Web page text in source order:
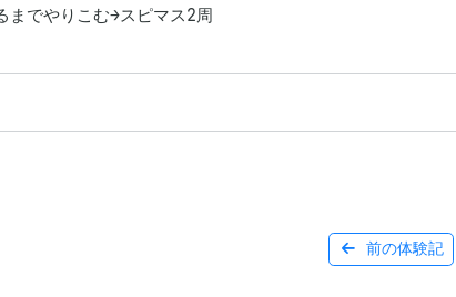
でやりこむ→スピマス2周
前の体験記